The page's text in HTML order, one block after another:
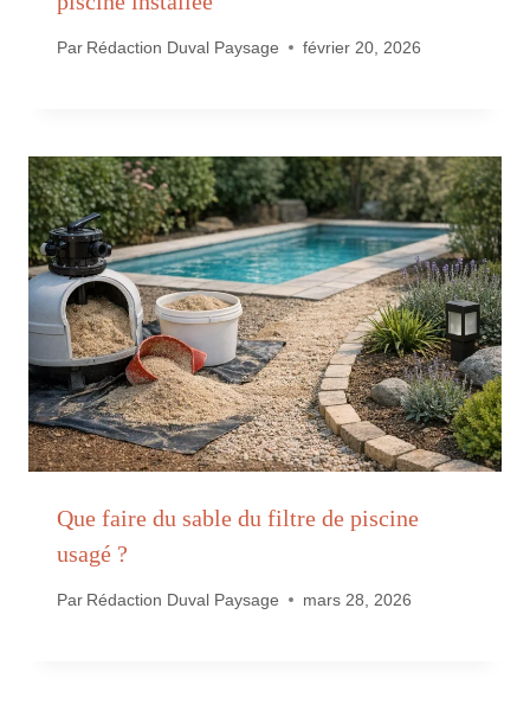
Par Rédaction Duval Paysage février 20, 2026
Que faire du sable du filtre de piscine
usagé ?
Par Rédaction Duval Paysage mars 28, 2026